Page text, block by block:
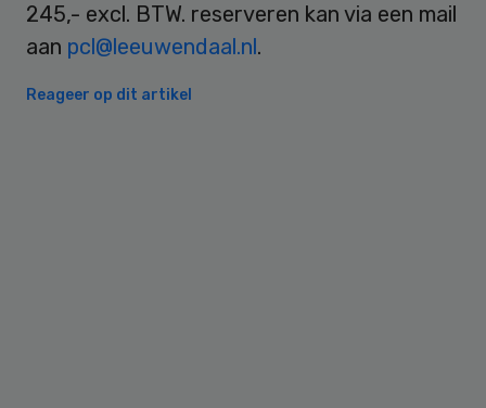
245,- excl. BTW. reserveren kan via een mail
aan pcl@leeuwendaal.nl.
Reageer op dit artikel